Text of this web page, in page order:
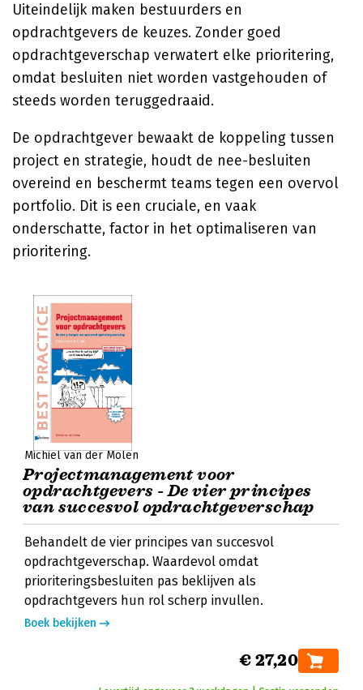
Uiteindelijk maken bestuurders en
opdrachtgevers de keuzes. Zonder goed
opdrachtgeverschap verwatert elke prioritering,
omdat besluiten niet worden vastgehouden of
steeds worden teruggedraaid.
De opdrachtgever bewaakt de koppeling tussen
project en strategie, houdt de nee-besluiten
overeind en beschermt teams tegen een overvol
portfolio. Dit is een cruciale, en vaak
onderschatte, factor in het optimaliseren van
prioritering.
Michiel van der Molen
Projectmanagement voor
opdrachtgevers - De vier principes
van succesvol opdrachtgeverschap
Behandelt de vier principes van succesvol
opdrachtgeverschap. Waardevol omdat
prioriteringsbesluiten pas beklijven als
opdrachtgevers hun rol scherp invullen.
Boek bekijken
€ 27,20